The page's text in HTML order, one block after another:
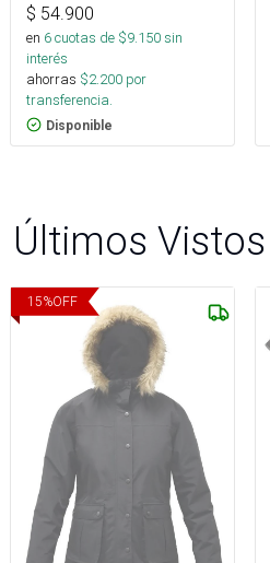
$ 54.900
en 6cuotas de $9.150sin
interés
ahorras $2.200 por
transferencia.
Disponible
Últimos Vistos
15%OFF